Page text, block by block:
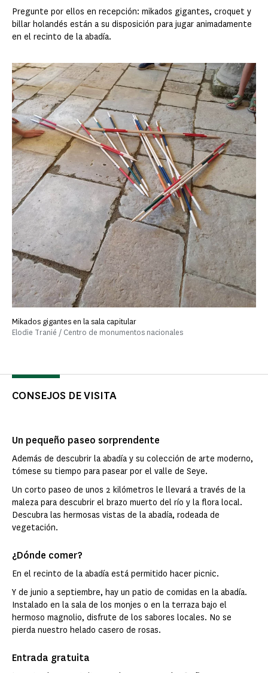
Pregunte por ellos en recepción: mikados gigantes, croquet y
billar holandés están a su disposición para jugar animadamente
en el recinto de la abadía.
Mikados gigantes en la sala capitular
Elodie Tranié / Centro de monumentos nacionales
CONSEJOS DE VISITA
Un pequeño paseo sorprendente
Además de descubrir la abadía y su colección de arte moderno,
tómese su tiempo para pasear por el valle de Seye.
Un corto paseo de unos 2 kilómetros le llevará a través de la
maleza para descubrir el brazo muerto del río y la flora local.
Descubra las hermosas vistas de la abadía, rodeada de
vegetación.
¿Dónde comer?
En el recinto de la abadía está permitido hacer picnic.
Y de junio a septiembre, hay un patio de comidas en la abadía.
Instalado en la sala de los monjes o en la terraza bajo el
hermoso magnolio, disfrute de los sabores locales. No se
pierda nuestro helado casero de rosas.
Entrada gratuita